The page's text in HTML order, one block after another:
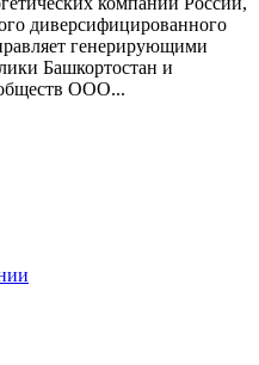
диверсифицированного
генерирующими
Башкортостан и
ООО...